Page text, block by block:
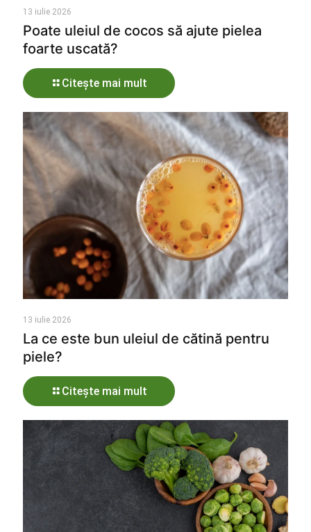
13 iulie 2026
Poate uleiul de cocos să ajute pielea
foarte uscată?
Citește mai mult
13 iulie 2026
La ce este bun uleiul de cătină pentru
piele?
Citește mai mult